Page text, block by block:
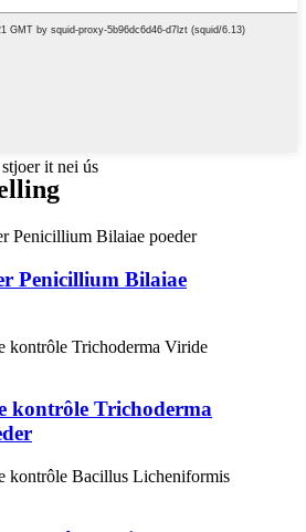
it nei ús
Penicillium Bilaiae
kontrôle Trichoderma